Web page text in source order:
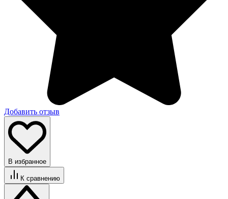
Добавить отзыв
В избранное
К сравнению